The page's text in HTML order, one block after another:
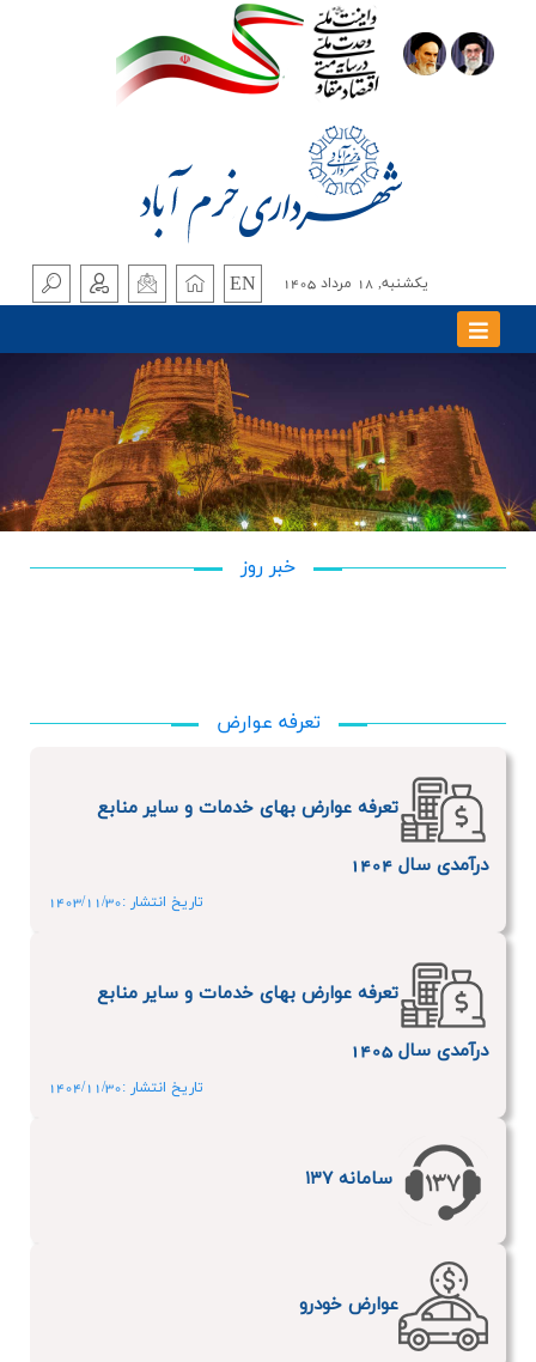
يکشنبه, 18 مرداد 1405 EN
خبر روز
تعرفه عوارض
تعرفه عوارض بهای خدمات و سایر منابع
درآمدی سال 1404
تاریخ انتشار :1403/11/30
تعرفه عوارض بهای خدمات و سایر منابع
درآمدی سال 1405
تاریخ انتشار :1404/11/30
سامانه ۱۳۷
عوارض خودرو